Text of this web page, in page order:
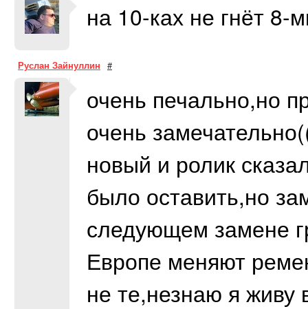
на 10-ках не гнёт 8-
Руслан Зайнуллин #
очень печально,но
очень
новый и ролик
было оставить,но
следующем замене
Европе меняют
не те,незнаю я